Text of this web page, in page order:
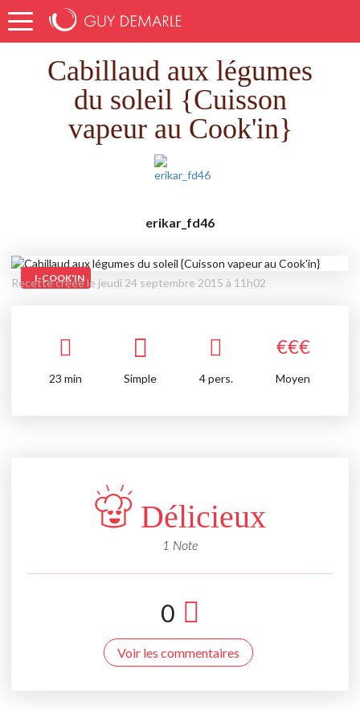
Accueil
Recettes
Cabillaud aux légumes du soleil {Cuisson vapeur au Cook'in}
Cabillaud aux légumes
du soleil {Cuisson
vapeur au Cook'in}
erikar_fd46
I-COOK'IN
Recette créée le jeudi 24 septembre 2015 à 11h02
€€€
23 min Simple 4 pers. Moyen
Délicieux
1 Note
0
Voir les commentaires